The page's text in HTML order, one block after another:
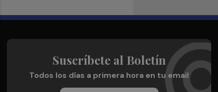
Suscríbete al Boletín
Todos los días a primera hora en tu email